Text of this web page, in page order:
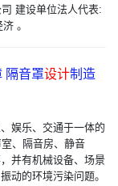
建设单位法人代表:
。
隔音罩设计制造
娱乐、交通于一体的
、隔音房、静音
并有机械设备、场景
动的环境污染问题。